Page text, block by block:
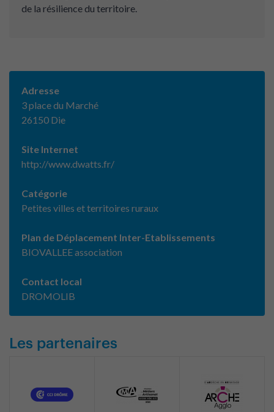
de la résilience du territoire.
Adresse
3 place du Marché
26150 Die
Site Internet
http://www.dwatts.fr/
Catégorie
Petites villes et territoires ruraux
Plan de Déplacement Inter-Etablissements
BIOVALLEE association
Contact local
DROMOLIB
Les partenaires